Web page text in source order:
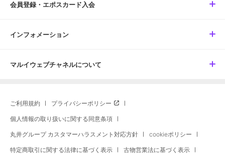
会員登録・エポスカード入会
インフォメーション
マルイウェブチャネルについて
ご利用規約 プライバシーポリシー
個人情報の取り扱いに関する同意条項
丸井グループ カスタマーハラスメント対応方針 cookieポリシー
特定商取引に関する法律に基づく表示 古物営業法に基づく表示